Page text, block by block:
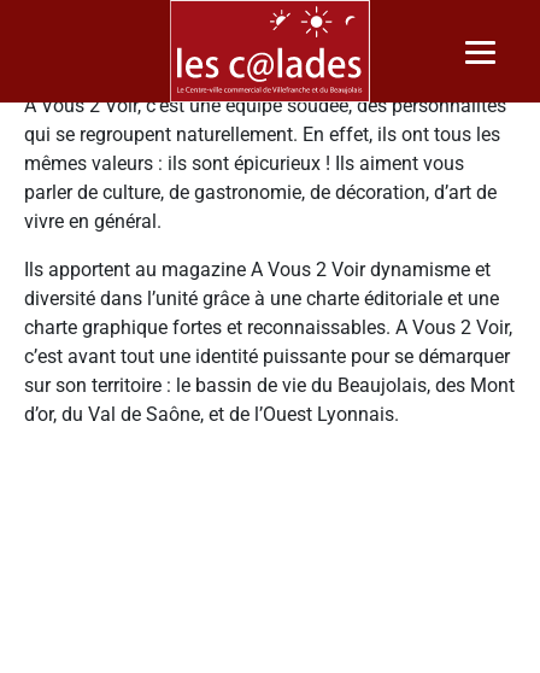
A VOUS 2 VOIR
A Vous 2 Voir, c’est une équipe soudée, des personnalités
qui se regroupent naturellement. En effet, ils ont tous les
mêmes valeurs : ils sont épicurieux ! Ils aiment vous
parler de culture, de gastronomie, de décoration, d’art de
vivre en général.
Ils apportent au magazine A Vous 2 Voir dynamisme et
diversité dans l’unité grâce à une charte éditoriale et une
charte graphique fortes et reconnaissables. A Vous 2 Voir,
c’est avant tout une identité puissante pour se démarquer
sur son territoire : le bassin de vie du Beaujolais, des Mont
d’or, du Val de Saône, et de l’Ouest Lyonnais.